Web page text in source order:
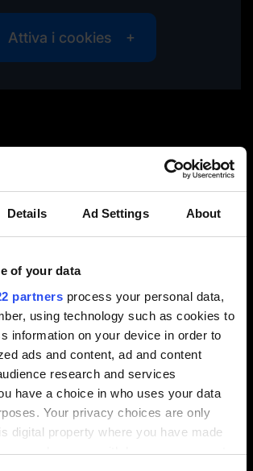
Details Ad Settings About
of your data
partners process your personal data,
using technology such as cookies to
information on your device in order to
ads and content, ad and content
research and services
have a choice in who uses your data
Your privacy choices are only
digital property where you have made
can change or withdraw your consent
Attiva i cookies
tuoi obiettivi con
facilità grazie al
CAM
CAM utilizza i gemelli digitali della
di serraggio e degli utensili.
del tuo ambiente di produzione sono
software, e sono collegati in modo
il set-up virtuale, l'utente riceve
menu a tendina: ad esempio, i
appropriati per la macchina